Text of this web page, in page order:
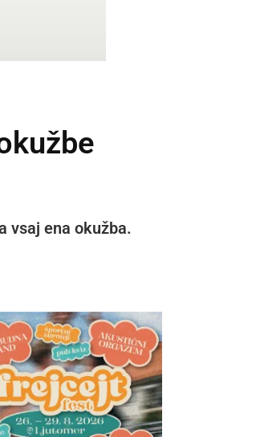
vsaj ena okužba.